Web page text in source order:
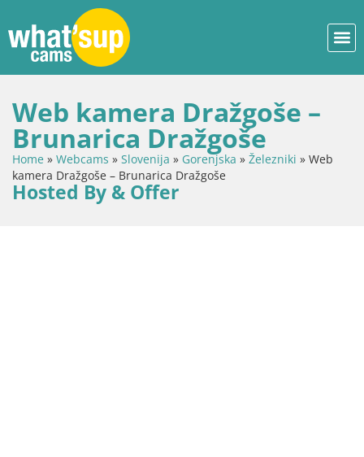
Web kamera Dražgoše –
Brunarica Dražgoše
Home » Webcams » Slovenija » Gorenjska » Železniki » Web
kamera Dražgoše – Brunarica Dražgoše
Hosted By & Offer